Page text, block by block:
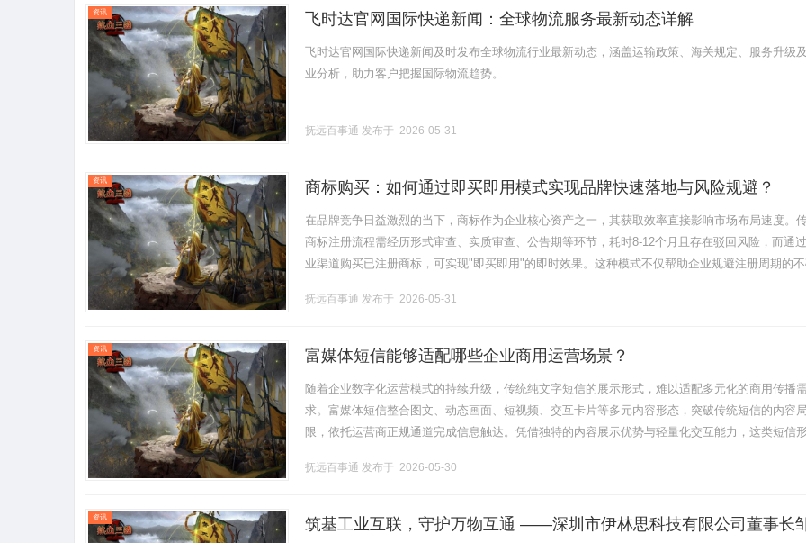
资讯 飞时达官网国际快递新闻：全球物流服务最新动态详解
飞时达官网国际快递新闻及时发布全球物流行业最新动态，涵盖运输政策、海关规定、服务升级
业分析，助力客户把握国际物流趋势。......
抚远百事通 发布于 2026-05-31
资讯 商标购买：如何通过即买即用模式实现品牌快速落地与风险规避？
在品牌竞争日益激烈的当下，商标作为企业核心资产之一，其获取效率直接影响市场布局速度。
商标注册流程需经历形式审查、实质审查、公告期等环节，耗时8-12个月且存在驳回风险，而通
业渠道购买已注册商标，可实现"即买即用"的即时效果。这种模式不仅帮助企业规避注册周期的
值.........
抚远百事通 发布于 2026-05-31
资讯 富媒体短信能够适配哪些企业商用运营场景？
随着企业数字化运营模式的持续升级，传统纯文字短信的展示形式，难以适配多元化的商用传播需
求。富媒体短信整合图文、动态画面、短视频、交互卡片等多元内容形态，突破传统短信的内容局
限，依托运营商正规通道完成信息触达。凭借独特的内容展示优势与轻量化交互能力，这类短信
务通知场景各.........
抚远百事通 发布于 2026-05-30
资讯
筑基工业互联，守护万物互通 ——深圳市伊林思科技有限公司董事长